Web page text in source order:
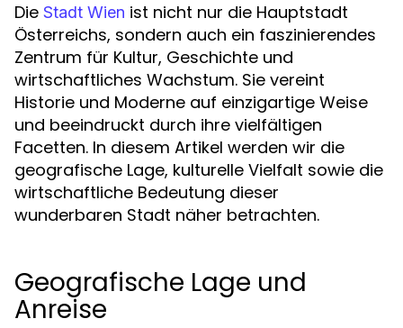
Die Stadt Wien ist nicht nur die Hauptstadt
Österreichs, sondern auch ein faszinierendes
Zentrum für Kultur, Geschichte und
wirtschaftliches Wachstum. Sie vereint
Historie und Moderne auf einzigartige Weise
und beeindruckt durch ihre vielfältigen
Facetten. In diesem Artikel werden wir die
geografische Lage, kulturelle Vielfalt sowie die
wirtschaftliche Bedeutung dieser
wunderbaren Stadt näher betrachten.
Geografische Lage und
Anreise